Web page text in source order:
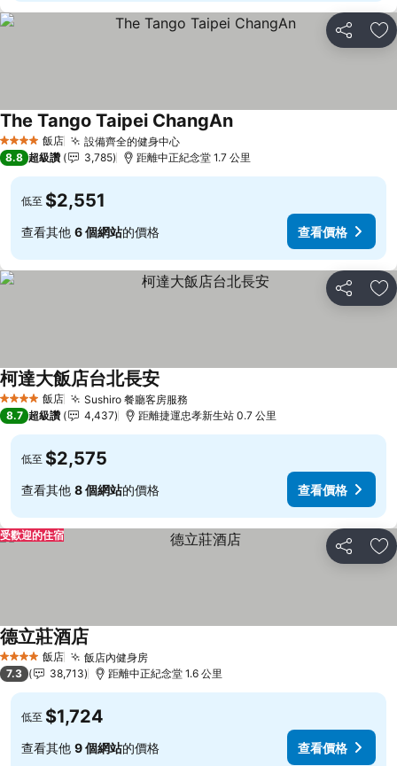
分享 加
4 星級 飯店 設備齊全的健身中心查看價格
The Tango Taipei ChangAn查看價格
8.8 超級讚 3,785 距離中正紀念堂 1.7 公里
低至 $2,551
查看其他 6 個網站的價格 查看價格
分享 加
4 星級 飯店 Sushiro 餐廳客房服務
柯達大飯店台北長安
8.7 超級讚 4,437 距離捷運忠孝新生站 0.7 公里
低至 $2,575
查看其他 8 個網站的價格 查看價格
分享 加
受歡迎的住宿
4 星級 飯店 飯店內健身房查看價格
德立莊酒店
7.3 38,713 距離中正紀念堂 1.6 公里
低至 $1,724
查看其他 9 個網站的價格 查看價格